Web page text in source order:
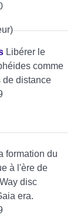
Libérer le
comme
de distance
formation du
à l'ère de
disc
era.